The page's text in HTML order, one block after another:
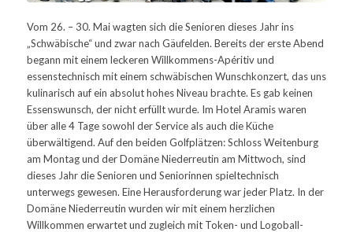
Vom 26. – 30. Mai wagten sich die Senioren dieses Jahr ins
„Schwäbische“ und zwar nach Gäufelden. Bereits der erste Abend
begann mit einem leckeren Willkommens-Apéritiv und
essenstechnisch mit einem schwäbischen Wunschkonzert, das uns
kulinarisch auf ein absolut hohes Niveau brachte. Es gab keinen
Essenswunsch, der nicht erfüllt wurde. Im Hotel Aramis waren
über alle 4 Tage sowohl der Service als auch die Küche
überwältigend. Auf den beiden Golfplätzen: Schloss Weitenburg
am Montag und der Domäne Niederreutin am Mittwoch, sind
dieses Jahr die Senioren und Seniorinnen spieltechnisch
unterwegs gewesen. Eine Herausforderung war jeder Platz. In der
Domäne Niederreutin wurden wir mit einem herzlichen
Willkommen erwartet und zugleich mit Token- und Logoball-